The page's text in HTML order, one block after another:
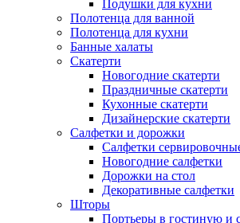
Подушки для кухни
Полотенца для ванной
Полотенца для кухни
Банные халаты
Скатерти
Новогодние скатерти
Праздничные скатерти
Кухонные скатерти
Дизайнерские скатерти
Салфетки и дорожки
Салфетки
Новогодние салфетки
Дорожки на стол
Декоративные салфетки
Шторы
Портьеры в гостиную и